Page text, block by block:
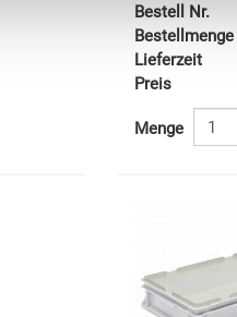
Bestell Nr.
Bestellmenge
Lieferzeit
Preis
Menge